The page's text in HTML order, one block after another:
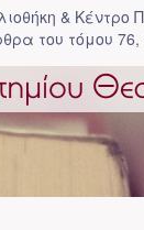
& Κέντρο
του τόμου 76,